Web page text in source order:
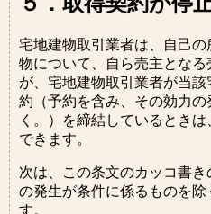
宅地建物取引業者は、自己
物について、自ら売主とな
が、宅地建物取引業者が当
約（予約を含み、その効力
く。）を締結しているとき
できます。
次は、この条文のカッコ書
の発生が条件に係るものを
す。